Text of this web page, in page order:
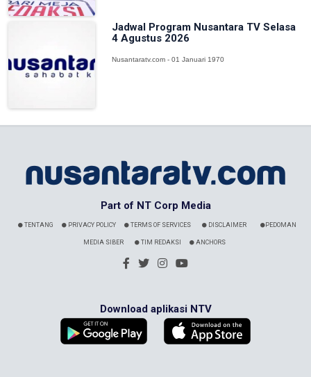
Jadwal Program Nusantara TV Selasa
4 Agustus 2026
Nusantaratv.com - 01 Januari 1970
Part of NT Corp Media
TENTANG PRIVACY POLICY TERMS OF SERVICES DISCLAIMER PEDOMAN
MEDIA SIBER TIM REDAKSI ANCHORS
Download aplikasi NTV